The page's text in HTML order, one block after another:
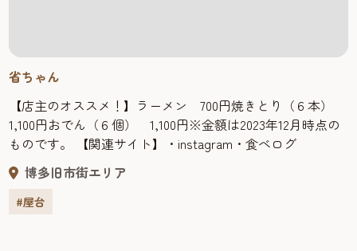
省ちゃん
【店主のオススメ！】ラーメン 700円焼きとり（６本）
1,100円おでん（６個） 1,100円※金額は2023年12月時点の
ものです。 【関連サイト】・instagram・食べログ
博多旧市街エリア
#屋台